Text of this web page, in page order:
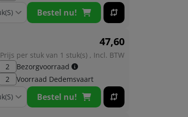
Bestel nu!
47,60
Prijs per stuk van 1 stuk(s) , Incl. BTW
2
Bezorgvoorraad
2
Voorraad Dedemsvaart
Bestel nu!